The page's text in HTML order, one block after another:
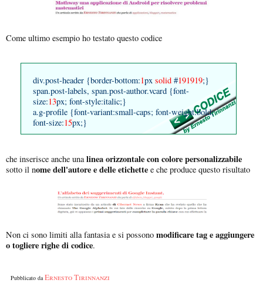
Come ultimo esempio ho testato questo codice
div.post-header {border-bottom:1px solid #191919;}
span.post-labels, span.post-author.vcard {font-
size:13px; font-style:italic;}
a.g-profile {font-variant:small-caps; font-weight:bold;
font-size:15px;}
che inserisce anche unalinea orizzontale con colore personalizzabile
sotto il nome dell'autore e delle etichette e che produce questo risultato
Non ci sono limiti alla fantasia e si possono modificare tag e aggiungere
o togliere righe di codice.
Pubblicato daErnesto Tirinnanzi